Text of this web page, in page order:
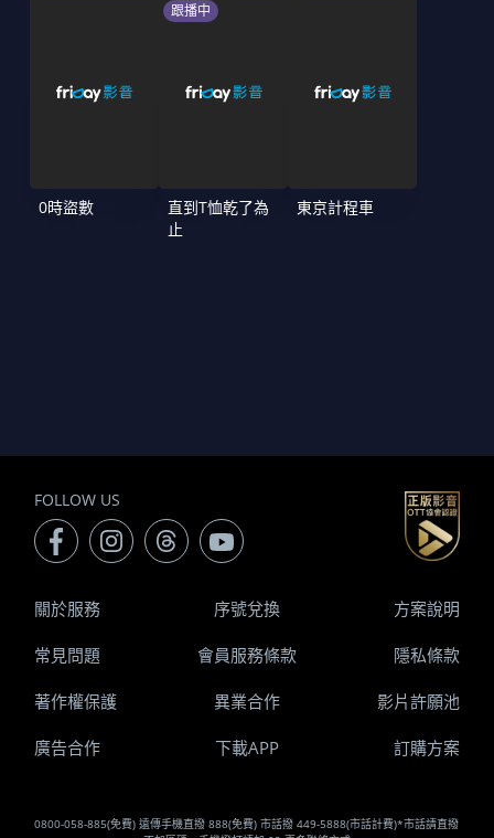
0時盜數
跟播中
直到T恤乾了為
止
東京計程車
FOLLOW US
0800-058-885(免費) 遠傳手機直撥 888(免費) 市話撥 449-5888(市話計費)*市話請直撥
關於服務 序號兌換 方案說明
常見問題 會員服務條款 隱私條款
著作權保護 異業合作 影片許願池
廣告合作 下載APP 訂購方案